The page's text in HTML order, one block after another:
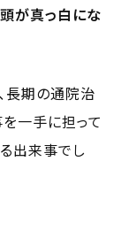
が真っ白にな
長期の通院治
一手に担って
出来事でし